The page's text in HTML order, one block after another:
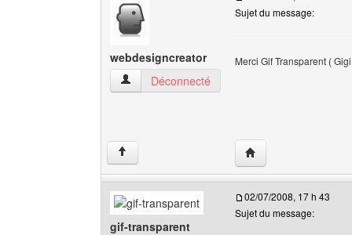
webdesigncreator
webdesigncreator Voir le profil de l'utilisateur
Déconnecté
Sujet du message:
Merci Gif Transparent (
↑ Visiter le site web
gif-transparent
02/07/2008, 17 h 43
Sujet du message: